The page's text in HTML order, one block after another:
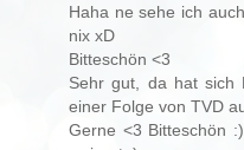
Haha ne sehe ich
nix xD
Bitteschön <3
Sehr gut, da hat sich
einer Folge von TVD
Gerne <3 Bitteschön